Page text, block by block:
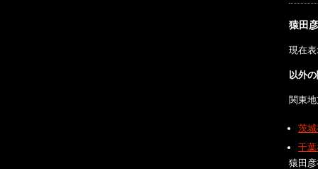
猿田
現在
以外
関東
茨
千
猿田